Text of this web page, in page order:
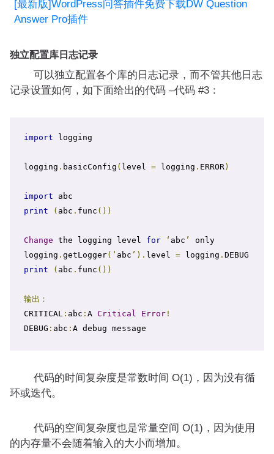
[最新版]WordPress问答插件免费下载DW Question
Answer Pro插件
独立配置库日志记录
可以独立配置各个库的日志记录，而不管其他日志
记录设置如何，如下面给出的代码 –代码 #3：
import logging
logging . basicConfig ( level = logging . ERROR)
import
print
( abc . func ())
Change the logging level for ‘ abc ’
only
logging . getLogger(‘ abc ’). level = logging .
print
( abc . func ())
输出：
CRITICAL: abc : A Critical Error!
DEBUG : abc : A debug message
代码的时间复杂度是常数时间 O(1)，因为没有循
环或迭代。
代码的空间复杂度也是常量空间 O(1)，因为使用
的内存量不会随着输入的大小而增加。